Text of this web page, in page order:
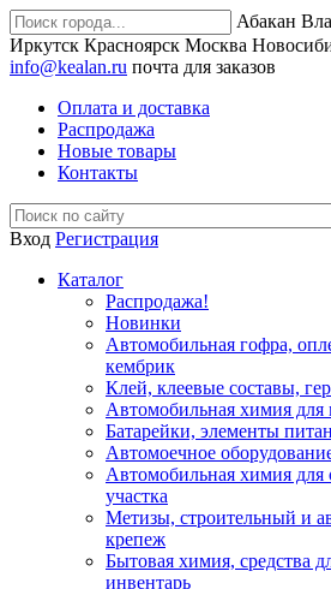
Абакан
Иркутск Красноярск Москва
info@kealan.ru почта для заказов
Оплата и доставка
Распродажа
Новые товары
Контакты
Вход Регистрация
Каталог
Распродажа!
Новинки
Автомобильная гофра,
кембрик
Клей, клеевые составы,
Автомобильная химия для
Батарейки, элементы
Автомоечное
Автомобильная химия для
участка
Метизы, строительный и
крепеж
Бытовая химия, средства
инвентарь